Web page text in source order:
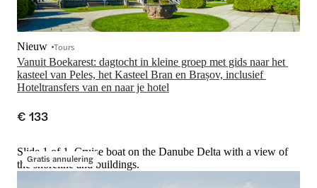
Vanuit Boekarest: dagtocht in kleine groep met gids naar het
kasteel van Peles, het Kasteel Bran en Brașov, inclusief
Nieuw Tours
€ 133
Gratis annulering
Slide 1 of 1, Cruise boat on the Danube Delta with a view of
the shoreline and buildings.